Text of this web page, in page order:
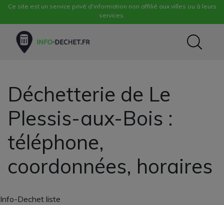
Ce site est un service privé d'information non affilié aux villes ou à leurs
services.
Déchetterie de Le
Plessis-aux-Bois :
téléphone,
coordonnées, horaires
Info-Dechet liste